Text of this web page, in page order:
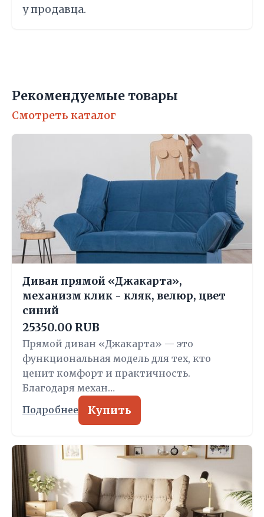
у продавца.
Рекомендуемые товары
Смотреть каталог
Диван прямой «Джакарта»,
механизм клик - кляк, велюр, цвет
синий
25350.00 RUB
Прямой диван «Джакарта» — это
функциональная модель для тех, кто
ценит комфорт и практичность.
Благодаря механ…
Подробнее Купить